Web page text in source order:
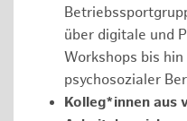
über digitale und
Workshops bis
psychosozialer
Kolleg*innen aus